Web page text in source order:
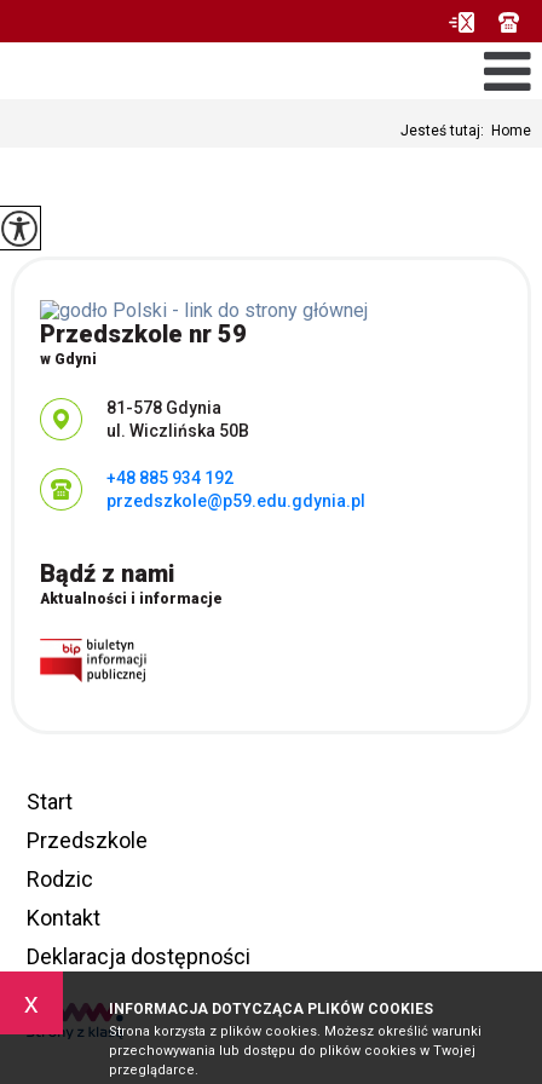
x INFORMACJA DOTYCZĄCA PLIKÓW COOKIES
Strona korzysta z plików cookies. Możesz określić warunki
przechowywania lub dostępu do plików cookies w Twojej
przeglądarce.
Jesteś tutaj: Home
Przedszkole nr 59
w Gdyni
Adres pocztowy:
81-578 Gdynia
ul. Wiczlińska 50B
+48 885 934 192
przedszkole@p59.edu.gdynia.pl
Bądź z nami
Aktualności i informacje
Start
Przedszkole
Rodzic
Kontakt
Deklaracja dostępności